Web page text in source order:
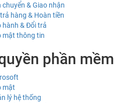
chuyển & Giao nhận
hàng & Hoàn tiền
hành & Đổi trả
mật thông tin
phần mềm
mật
lý hệ thống